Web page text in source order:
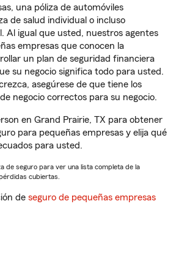
una póliza de automóviles
de salud individual o incluso
Al igual que usted, nuestros agentes
empresas que conocen la
un plan de seguridad financiera
su negocio significa todo para usted.
asegúrese de que tiene los
negocio correctos para su negocio.
en Grand Prairie, TX para obtener
para pequeñas empresas y elija qué
para usted.
de seguro para ver una lista completa de la
cubiertas.
de seguro de pequeñas empresas